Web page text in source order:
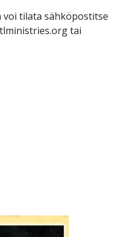
voi tilata sähköpostitse
tai